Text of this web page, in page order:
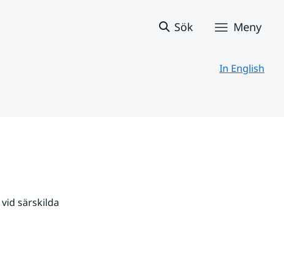
Sök Meny
In English
särskilda